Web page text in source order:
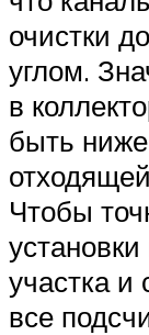
очистки
углом.
в
быть
Чтобы
участка и
все